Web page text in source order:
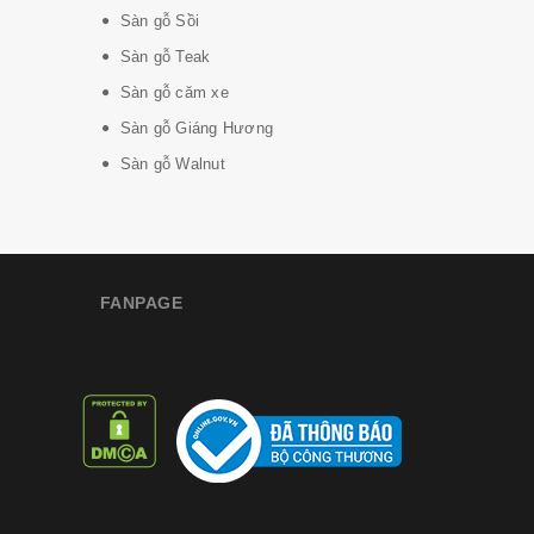
Sàn gỗ Sồi
Sàn gỗ Teak
Sàn gỗ căm xe
Sàn gỗ Giáng Hương
Sàn gỗ Walnut
FANPAGE